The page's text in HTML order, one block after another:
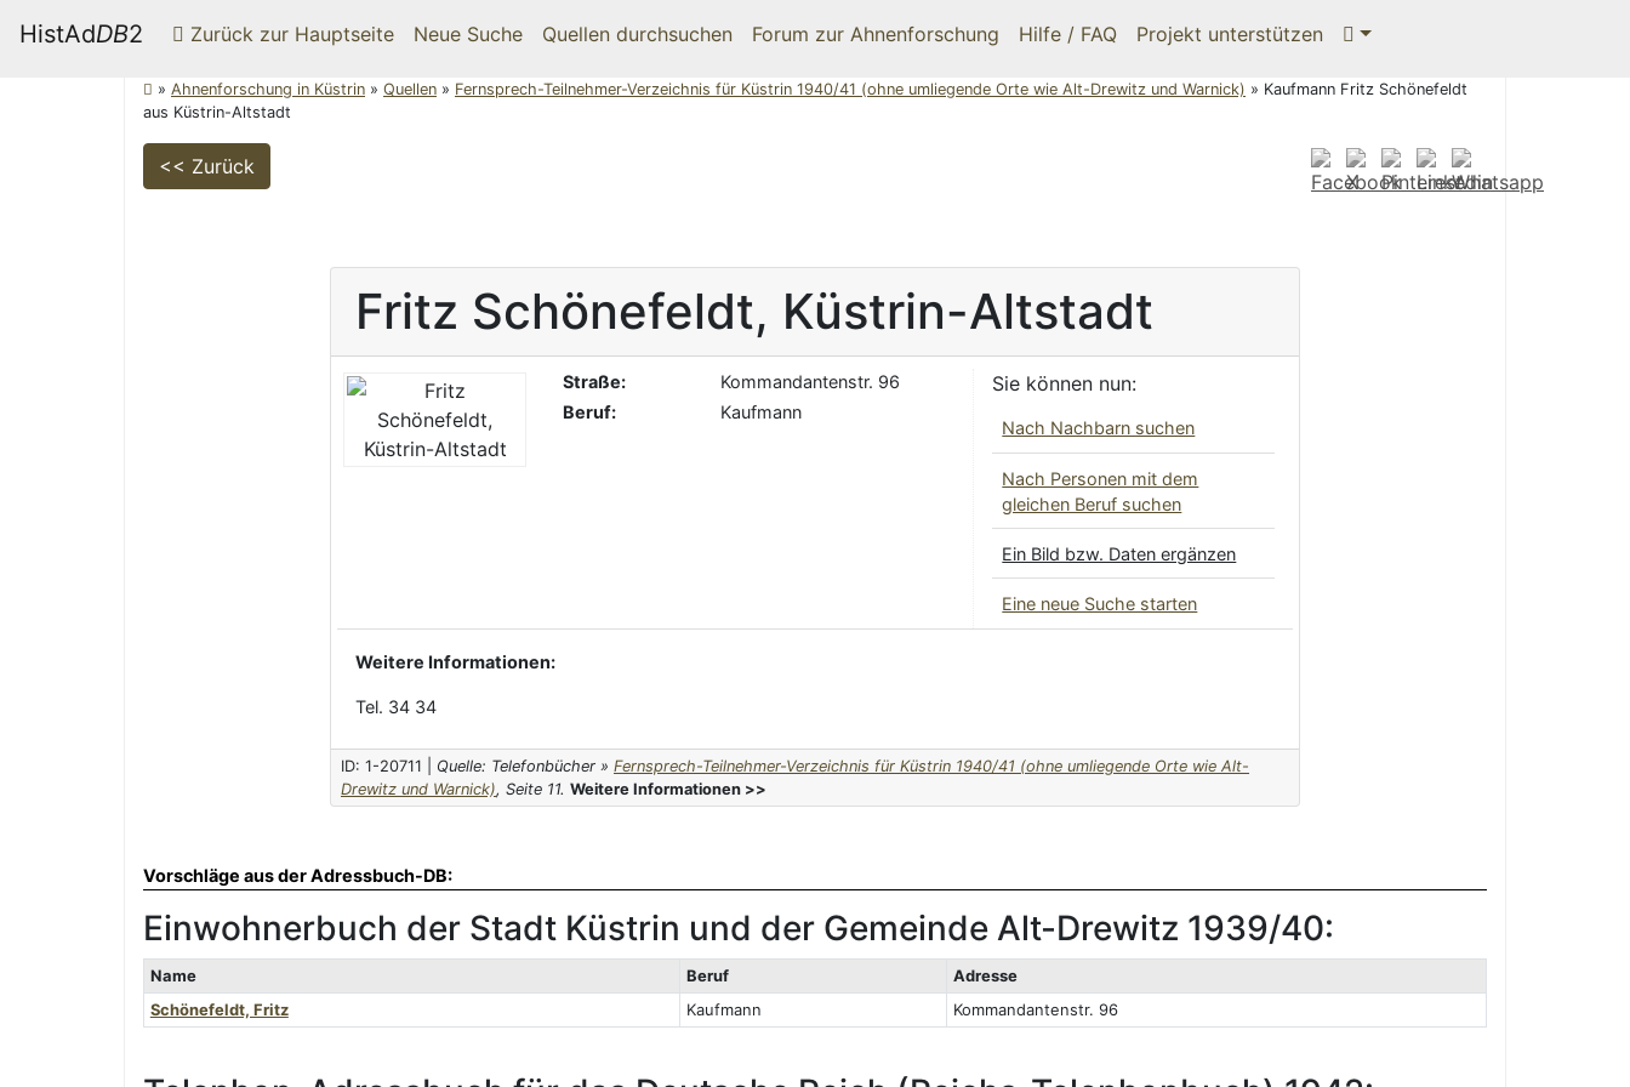
HistAdDB2 Zurück zur Hauptseite Neue Suche Quellen durchsuchen Forum zur Ahnenforschung Hilfe / FAQ Projekt unterstützen
» Ahnenforschung in Küstrin » Quellen » Fernsprech-Teilnehmer-Verzeichnis für Küstrin 1940/41 (ohne umliegende Orte wie Alt-Drewitz und Warnick) » Kaufmann Fritz Schönefeldt
aus Küstrin-Altstadt
<< Zurück
Fritz Schönefeldt, Küstrin-Altstadt
Straße:
Kommandantenstr. 96
Beruf:
Kaufmann
Sie können nun:
Nach Nachbarn suchen
Nach Personen mit dem
gleichen Beruf suchen
Ein Bild bzw. Daten ergänzen
Eine neue Suche starten
Weitere Informationen:
Tel. 34 34
ID: 1-20711 | Quelle: Telefonbücher » Fernsprech-Teilnehmer-Verzeichnis für Küstrin 1940/41 (ohne umliegende Orte wie Alt-
Drewitz und Warnick), Seite 11. Weitere Informationen >>
Vorschläge aus der Adressbuch-DB:
Einwohnerbuch der Stadt Küstrin und der Gemeinde Alt-Drewitz 1939/40:
Name Beruf
Adresse
Schönefeldt, Fritz
Kaufmann Kommandantenstr. 96